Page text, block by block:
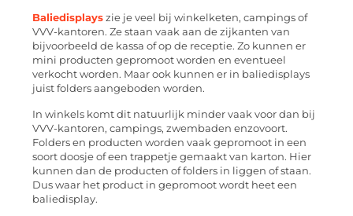
Baliedisplays zie je veel bij winkelketen, campings of
VVV-kantoren. Ze staan vaak aan de zijkanten van
bijvoorbeeld de kassa of op de receptie. Zo kunnen er
mini producten gepromoot worden en eventueel
verkocht worden. Maar ook kunnen er in baliedisplays
juist folders aangeboden worden.
In winkels komt dit natuurlijk minder vaak voor dan bij
VVV-kantoren, campings, zwembaden enzovoort.
Folders en producten worden vaak gepromoot in een
soort doosje of een trappetje gemaakt van karton. Hier
kunnen dan de producten of folders in liggen of staan.
Dus waar het product in gepromoot wordt heet een
baliedisplay.